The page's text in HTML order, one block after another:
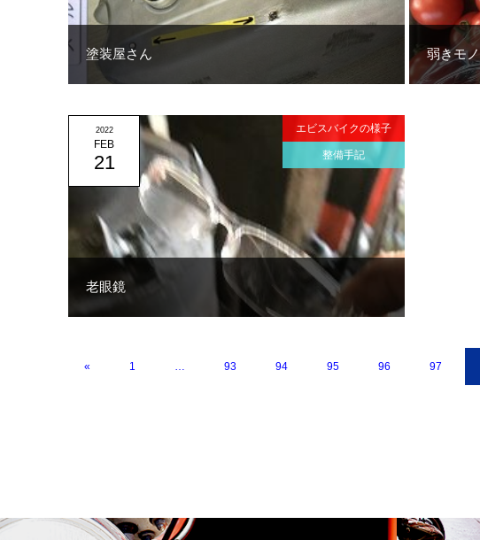
塗装屋さん 弱きモノ
老眼鏡
2022
FEB
21
エビスバイクの様子
整備手記
« 1 … 93 94 95 96 97